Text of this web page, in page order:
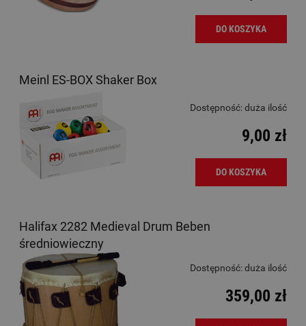
DO KOSZYKA
Meinl ES-BOX Shaker Box
Dostępność:duża ilość
9,00 zł
DO KOSZYKA
Halifax 2282 Medieval Drum Beben
średniowieczny
Dostępność:duża ilość
359,00 zł